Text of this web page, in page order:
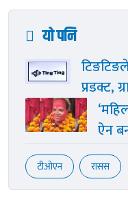
यो पनि
प्रडक्ट,
ऐन
टीओएन रासस